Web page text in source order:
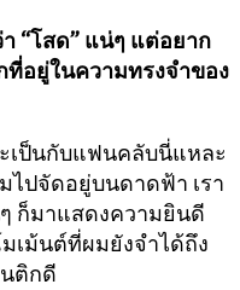
“โสด” แน่ๆ แต่อยาก
อยู่ในความทรงจำของ
เป็นกับแฟนคลับนี่แหละ
ไปจัดอยู่บนดาดฟ้า เรา
ก็มาแสดงความยินดี
เม้นต์ที่ผมยังจำได้ถึง
ติกดี